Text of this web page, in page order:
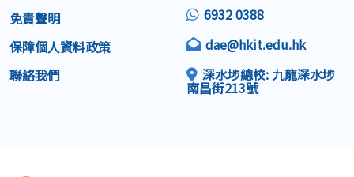
免責聲明
保障個人資料政策
聯絡我們
6932 0388
dae@hkit.edu.hk
深水埗總校: 九龍深水埗
南昌街213號